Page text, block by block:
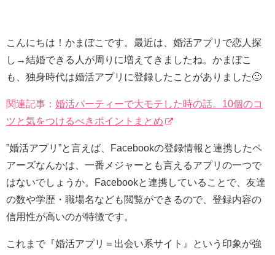
こんにちは！かまぼこです。最近は、婚活アプリで恋人探
し→結婚できる人が周りに増えてきましたね。かまぼこ
も、独身時代は婚活アプリに登録したことがありました🙂
関連記事： 婚活パーティーで大モテした時の話。10個のコ
ツと気をつけるべきポイントまとめ
”婚活アプリ”と言えば、Facebookの登録情報と連携したペ
アーズなんかは、一番メジャーとも言えるアプリの一つで
はないでしょうか。Facebookと連携していることで、友達
の数や学歴・職場名なども閲覧ができるので、登録内容の
信用性が高いのが特徴です。
これまで『婚活アプリ＝出会い系サイト』という印象が強